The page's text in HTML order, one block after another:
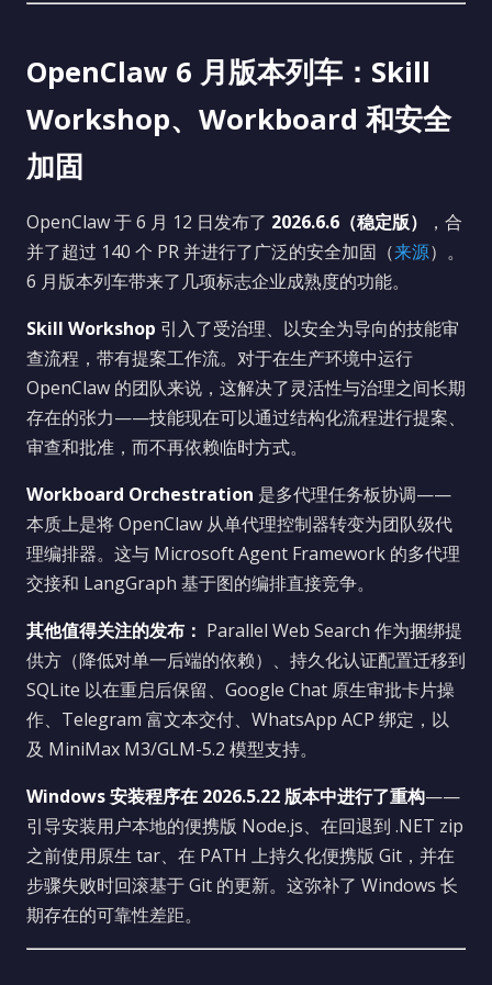
OpenClaw 6 月版本列车：Skill
Workshop、Workboard 和安全
加固
OpenClaw 于 6 月 12 日发布了 2026.6.6（稳定版）
，合
并了超过 140 个 PR 并进行了广泛的安全加固（来源）。
6 月版本列车带来了几项标志企业成熟度的功能。
Skill Workshop 引入了受治理、以安全为导向的技能审
查流程，带有提案工作流。对于在生产环境中运行
OpenClaw 的团队来说，这解决了灵活性与治理之间长期
存在的张力——技能现在可以通过结构化流程进行提案、
审查和批准，而不再依赖临时方式。
Workboard Orchestration 是多代理任务板协调——
本质上是将 OpenClaw 从单代理控制器转变为团队级代
理编排器。这与 Microsoft Agent Framework 的多代理
交接和 LangGraph 基于图的编排直接竞争。
其他值得关注的发布： Parallel Web Search 作为捆绑提
供方（降低对单一后端的依赖）、持久化认证配置迁移到
SQLite 以在重启后保留、Google Chat 原生审批卡片操
作、Telegram 富文本交付、WhatsApp ACP 绑定，以
及 MiniMax M3/GLM-5.2 模型支持。
Windows 安装程序在 2026.5.22 版本中进行了重构——
引导安装用户本地的便携版 Node.js、在回退到 .NET zip
之前使用原生 tar、在 PATH 上持久化便携版 Git，并在
步骤失败时回滚基于 Git 的更新。这弥补了 Windows 长
期存在的可靠性差距。